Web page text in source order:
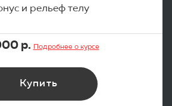
и рельеф телу
р. Подробнее о курсе
Купить